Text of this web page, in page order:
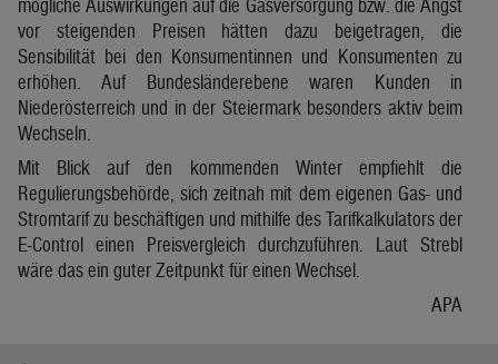
vor steigenden Preisen hätten dazu beigetragen, die
Sensibilität bei den Konsumentinnen und Konsumenten zu
erhöhen. Auf Bundesländerebene waren Kunden in
Niederösterreich und in der Steiermark besonders aktiv beim
Wechseln.
Mit Blick auf den kommenden Winter empfiehlt die
Regulierungsbehörde, sich zeitnah mit dem eigenen Gas- und
Stromtarif zu beschäftigen und mithilfe des Tarifkalkulators der
E-Control einen Preisvergleich durchzuführen. Laut Strebl
wäre das ein guter Zeitpunkt für einen Wechsel.
APA